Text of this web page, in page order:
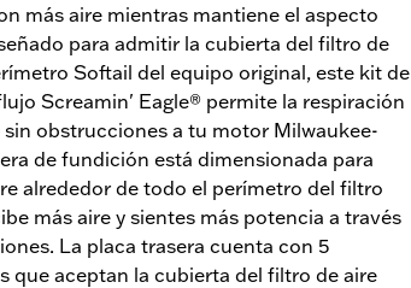
más aire mientras mantiene el aspecto
para admitir la cubierta del filtro de
Softail del equipo original, este kit de
Screamin' Eagle® permite la respiración
sin obstrucciones a tu motor Milwaukee-
de fundición está dimensionada para
alrededor de todo el perímetro del filtro
más aire y sientes más potencia a través
La placa trasera cuenta con 5
que aceptan la cubierta del filtro de aire